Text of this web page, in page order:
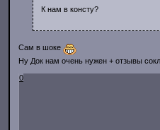
К нам в консту?
Сам в шоке
Ну Док нам очень нужен + отзывы
0